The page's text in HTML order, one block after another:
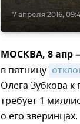
7 апреля 2016,
МОСКВА, 8 апр
в пятницу
Олега Зубкова
требует 1
о его зверинцах.